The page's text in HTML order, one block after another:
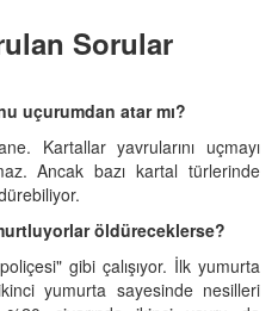
Sorular
uçurumdan atar mı?
Kartallar yavrularını uçmayı
Ancak bazı kartal türlerinde
öldüreceklerse?
gibi çalışıyor. İlk yumurta
yumurta sayesinde nesilleri